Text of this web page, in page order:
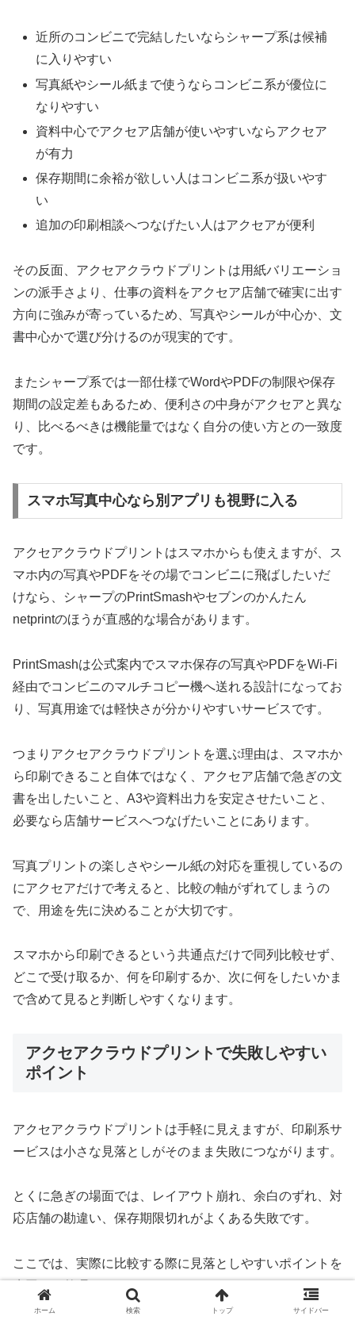
近所のコンビニで完結したいならシャープ系は候補
に入りやすい
写真紙やシール紙まで使うならコンビニ系が優位に
なりやすい
資料中心でアクセア店舗が使いやすいならアクセア
が有力
保存期間に余裕が欲しい人はコンビニ系が扱いやす
い
追加の印刷相談へつなげたい人はアクセアが便利
その反面、アクセアクラウドプリントは用紙バリエーショ
ンの派手さより、仕事の資料をアクセア店舗で確実に出す
方向に強みが寄っているため、写真やシールが中心か、文
書中心かで選び分けるのが現実的です。
またシャープ系では一部仕様でWordやPDFの制限や保存
期間の設定差もあるため、便利さの中身がアクセアと異な
り、比べるべきは機能量ではなく自分の使い方との一致度
です。
スマホ写真中心なら別アプリも視野に入る
アクセアクラウドプリントはスマホからも使えますが、ス
マホ内の写真やPDFをその場でコンビニに飛ばしたいだ
けなら、シャープのPrintSmashやセブンのかんたん
netprintのほうが直感的な場合があります。
PrintSmashは公式案内でスマホ保存の写真やPDFをWi-Fi
経由でコンビニのマルチコピー機へ送れる設計になってお
り、写真用途では軽快さが分かりやすいサービスです。
つまりアクセアクラウドプリントを選ぶ理由は、スマホか
ら印刷できること自体ではなく、アクセア店舗で急ぎの文
書を出したいこと、A3や資料出力を安定させたいこと、
必要なら店舗サービスへつなげたいことにあります。
写真プリントの楽しさやシール紙の対応を重視しているの
にアクセアだけで考えると、比較の軸がずれてしまうの
で、用途を先に決めることが大切です。
スマホから印刷できるという共通点だけで同列比較せず、
どこで受け取るか、何を印刷するか、次に何をしたいかま
で含めて見ると判断しやすくなります。
アクセアクラウドプリントで失敗しやすい
ポイント
アクセアクラウドプリントは手軽に見えますが、印刷系サ
ービスは小さな見落としがそのまま失敗につながります。
とくに急ぎの場面では、レイアウト崩れ、余白のずれ、対
応店舗の勘違い、保存期限切れがよくある失敗です。
ここでは、実際に比較する際に見落としやすいポイントを
先回りで整理します。
ホーム 検索 トップ サイドバー